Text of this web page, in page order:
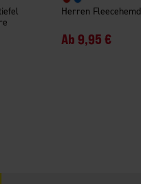
Herren Fleecehemd
Ab 9,95 €